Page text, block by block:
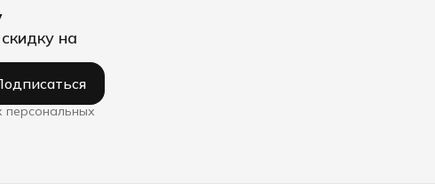
на
персональных